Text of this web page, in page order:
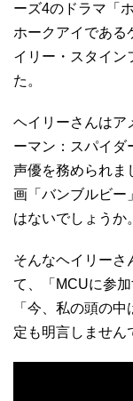
ーズ4のドラマ「
ホークアイである
イリー・スタイン
た。
ヘイリーさんはア
ーマン：スパイダ
声優を務められま
画「バンブルビー
はないでしょうか。
そんなヘイリーさ
て、「MCUに参
「今、私の頭の
定も明言しません